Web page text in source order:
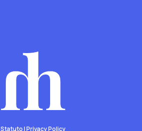
Statuto|Privacy Policy